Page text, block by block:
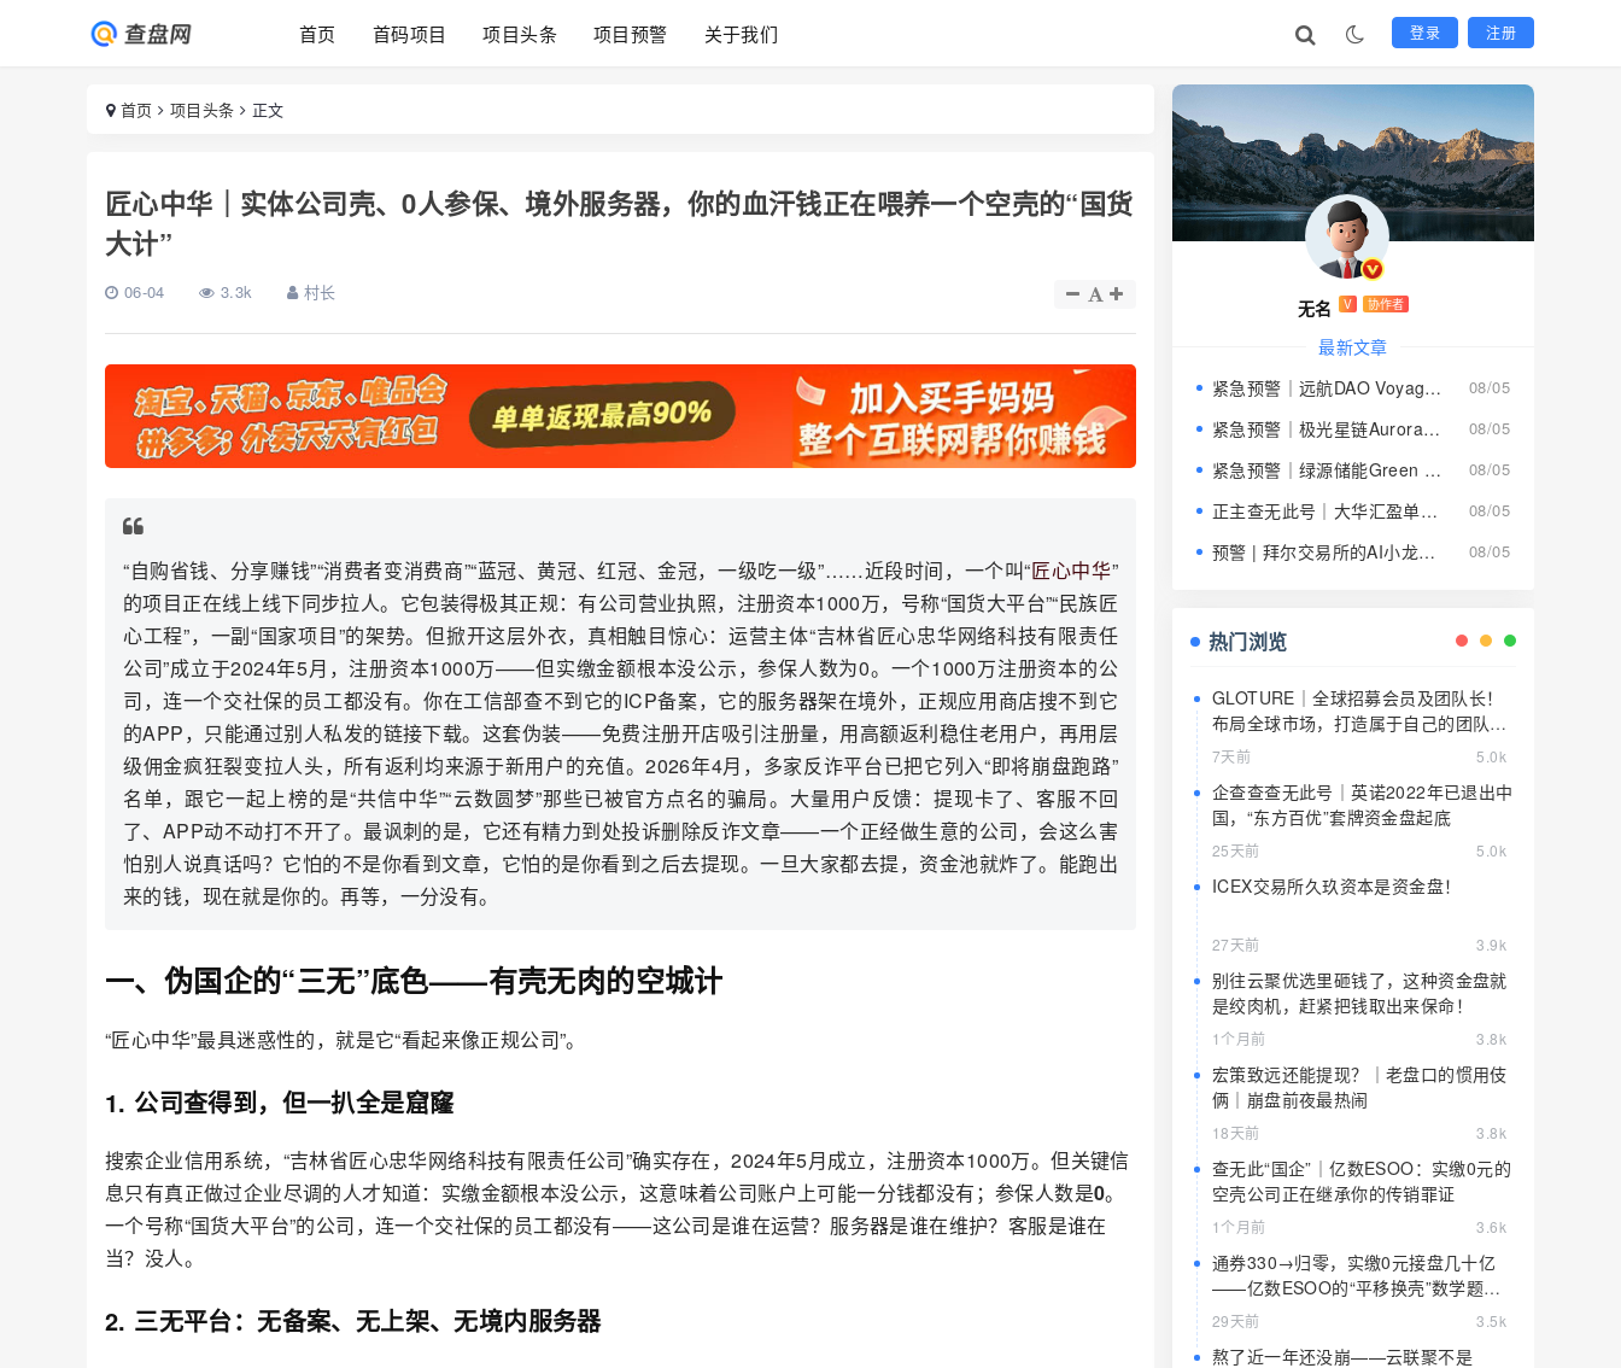
首页 首码项目 项目头条 项目预警 关于我们 登录 注册
首页 项目头条 正文
匠心中华｜实体公司壳、0人参保、境外服务器，你的血汗钱正在喂养一个空壳的“国货
大计”
06-04 3.3k 村长
“自购省钱、分享赚钱”“消费者变消费商”“蓝冠、黄冠、红冠、金冠，一级吃一级”……近段时间，一个叫“匠心中华”
的项目正在线上线下同步拉人。它包装得极其正规：有公司营业执照，注册资本1000万，号称“国货大平台”“民族匠
心工程”，一副“国家项目”的架势。但掀开这层外衣，真相触目惊心：运营主体“吉林省匠心忠华网络科技有限责任
公司”成立于2024年5月，注册资本1000万——但实缴金额根本没公示，参保人数为0。一个1000万注册资本的公
司，连一个交社保的员工都没有。你在工信部查不到它的ICP备案，它的服务器架在境外，正规应用商店搜不到它
的APP，只能通过别人私发的链接下载。这套伪装——免费注册开店吸引注册量，用高额返利稳住老用户，再用层
级佣金疯狂裂变拉人头，所有返利均来源于新用户的充值。2026年4月，多家反诈平台已把它列入“即将崩盘跑路”
名单，跟它一起上榜的是“共信中华”“云数圆梦”那些已被官方点名的骗局。大量用户反馈：提现卡了、客服不回
了、APP动不动打不开了。最讽刺的是，它还有精力到处投诉删除反诈文章——一个正经做生意的公司，会这么害
怕别人说真话吗？它怕的不是你看到文章，它怕的是你看到之后去提现。一旦大家都去提，资金池就炸了。能跑出
来的钱，现在就是你的。再等，一分没有。
一、伪国企的“三无”底色——有壳无肉的空城计
“匠心中华”最具迷惑性的，就是它“看起来像正规公司”。
1. 公司查得到，但一扒全是窟窿
搜索企业信用系统，“吉林省匠心忠华网络科技有限责任公司”确实存在，2024年5月成立，注册资本1000万。但关键信
息只有真正做过企业尽调的人才知道：实缴金额根本没公示，这意味着公司账户上可能一分钱都没有；参保人数是0。
一个号称“国货大平台”的公司，连一个交社保的员工都没有——这公司是谁在运营？服务器是谁在维护？客服是谁在
当？没人。
2. 三无平台：无备案、无上架、无境内服务器
无名 V 协作者
最新文章
紧急预警｜远航DAO Voyage：8月下旬长沙启动大会，旧盘团队平移，RWA+大宗商品包装——又是庞氏滚盘的老剧本
08/05
紧急预警｜极光星链Aurora Star：AI算力包装下的快盘骗局，认购即入坑 08/05
紧急预警｜绿源储能Green Source：披着新能源外衣的庞氏传销盘，8月千人大会就是收割信号 08/05
正主查无此号｜大华汇盈单割跑路中：柬埔寨骗子套牌巴黎狮集团，你的本金已清零 08/05
预警 | 拜尔交易所的AI小龙虾就是9级传销的马甲，日息1.5%养肥了就该宰了 08/05
热门浏览
GLOTURE｜全球招募会员及团队长！
布局全球市场，打造属于自己的团队事
业，想增加收入？想打造团队？加入
7天前 5.0k
企查查查无此号｜英诺2022年已退出中
国，“东方百优”套牌资金盘起底
25天前 5.0k
ICEX交易所久玖资本是资金盘！
27天前 3.9k
别往云聚优选里砸钱了，这种资金盘就
是绞肉机，赶紧把钱取出来保命！
1个月前 3.8k
宏策致远还能提现？｜老盘口的惯用伎
俩｜崩盘前夜最热闹
18天前 3.8k
查无此“国企”｜亿数ESOO：实缴0元的
空壳公司正在继承你的传销罪证
1个月前 3.6k
通券330→归零，实缴0元接盘几十亿
——亿数ESOO的“平移换壳”数学题，
算完就赶紧跑
29天前 3.5k
熬了近一年还没崩——云联聚不是